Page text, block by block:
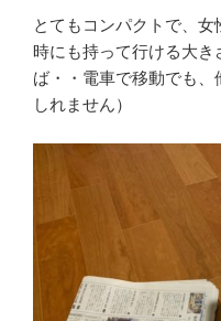
とてもコンパクトで、
時にも持って行ける大
ば・・電車で移動でも
しれません）